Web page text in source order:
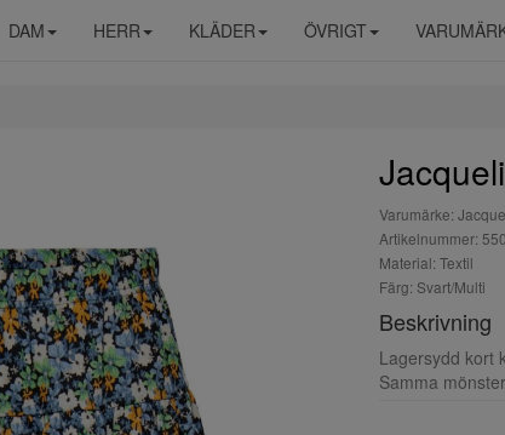
DAM HERR KLÄDER ÖVRIGT
Varumärke:
Artikelnummer:
Material: Textil
Färg: Svart/Multi
Beskrivning
Lagersydd kort
Samma